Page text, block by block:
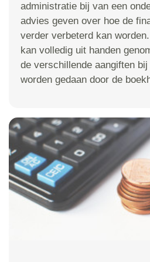
administratie bij van een
advies geven over hoe de
verder verbeterd kan
kan volledig uit handen
de verschillende aangiften
worden gedaan door de